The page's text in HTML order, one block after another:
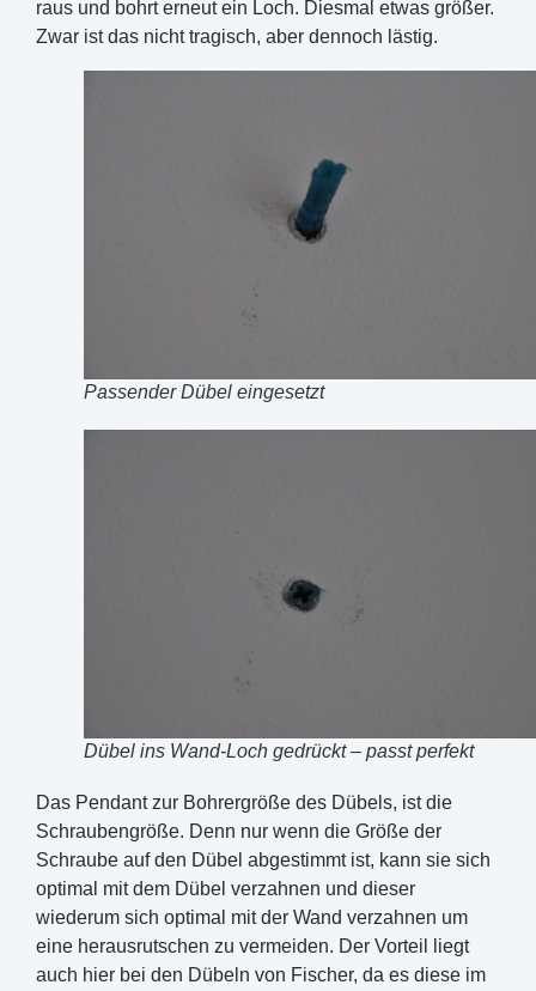
raus und bohrt erneut ein Loch. Diesmal etwas größer.
Zwar ist das nicht tragisch, aber dennoch lästig.
Passender Dübel eingesetzt
Dübel ins Wand-Loch gedrückt – passt perfekt
Das Pendant zur Bohrergröße des Dübels, ist die
Schraubengröße. Denn nur wenn die Größe der
Schraube auf den Dübel abgestimmt ist, kann sie sich
optimal mit dem Dübel verzahnen und dieser
wiederum sich optimal mit der Wand verzahnen um
eine herausrutschen zu vermeiden. Der Vorteil liegt
auch hier bei den Dübeln von Fischer, da es diese im